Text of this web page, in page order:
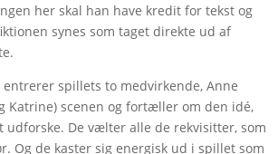
her skal han have kredit for tekst og
synes som taget direkte ud af
spillets to medvirkende, Anne
Katrine) scenen og fortæller om den idé,
De vælter alle de rekvisitter, som
Og de kaster sig energisk ud i spillet som